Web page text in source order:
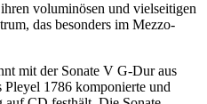
voluminösen und vielseitigen
das besonders im Mezzo-
mit der Sonate V G-Dur aus
Pleyel 1786 komponierte und